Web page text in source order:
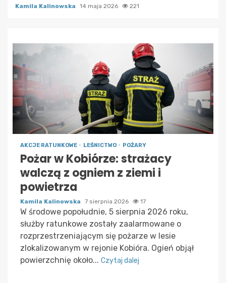
Kamila Kalinowska 14 maja 2026 221
AKCJE RATUNKOWE LEŚNICTWO POŻARY
Pożar w Kobiórze: strażacy
walczą z ogniem z ziemi i
powietrza
Kamila Kalinowska 7 sierpnia 2026 17
W środowe popołudnie, 5 sierpnia 2026 roku,
służby ratunkowe zostały zaalarmowane o
rozprzestrzeniającym się pożarze w lesie
zlokalizowanym w rejonie Kobióra. Ogień objął
powierzchnię około... Czytaj dalej